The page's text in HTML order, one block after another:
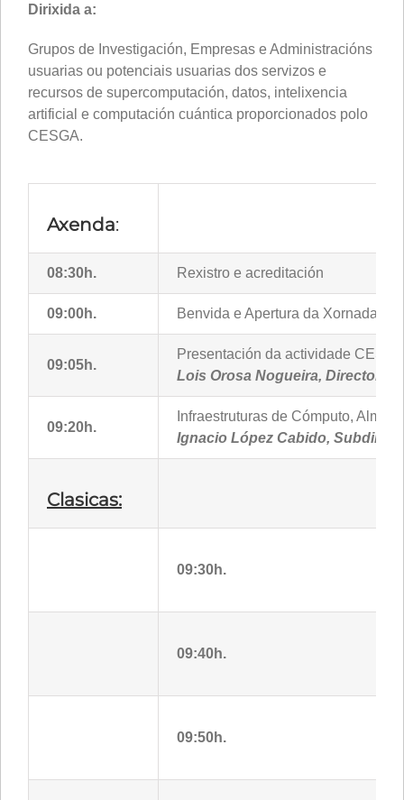
Dirixida a:
Grupos de Investigación, Empresas e Administracións
usuarias ou potenciais usuarias dos servizos e
recursos de supercomputación, datos, intelixencia
artificial e computación cuántica proporcionados polo
CESGA.
Axenda:
08:30h. Rexistro e acreditación
09:00h. Benvida e Apertura da Xornada
09:05h.
Presentación da actividade
Lois Orosa Nogueira, Director
09:20h.
Infraestruturas de Cómputo,
Ignacio López Cabido,
Clasicas:
09:30h.
09:40h.
09:50h.